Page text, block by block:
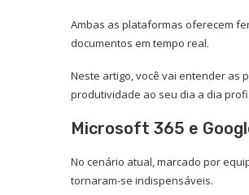
Ambas as plataformas oferecem
documentos em tempo real.
Neste artigo, você vai entender as
produtividade ao seu dia a dia
Microsoft 365 e
No cenário atual, marcado por
tornaram-se indispensáveis.